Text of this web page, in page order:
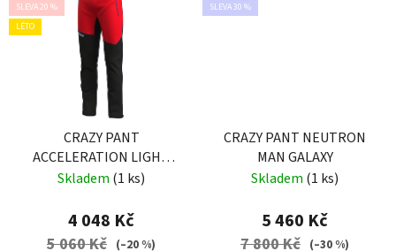
SLEVA 20 %
LÉTO
CRAZY PANT
ACCELERATION LIGHT
MAN SLATE
Skladem (1 ks)
4 048 Kč
5 060 Kč (–20 %)
SLEVA 30 %
CRAZY PANT NEUTRON
MAN GALAXY
Skladem (1 ks)
5 460 Kč
7 800 Kč (–30 %)